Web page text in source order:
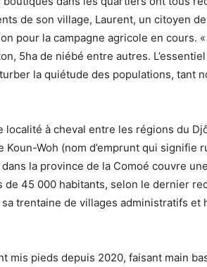
de son village, Laurent, un citoyen
pour la campagne agricole en cours.
5ha de niébé entre autres.
la quiétude des populations, tant
localité à cheval entre les régions du
Koun-Woh (nom d’emprunt qui signifie
la province de la Comoé couvre
de 45 000 habitants, selon le dernier
sa trentaine de villages administratifs
mis pieds depuis 2020, faisant main